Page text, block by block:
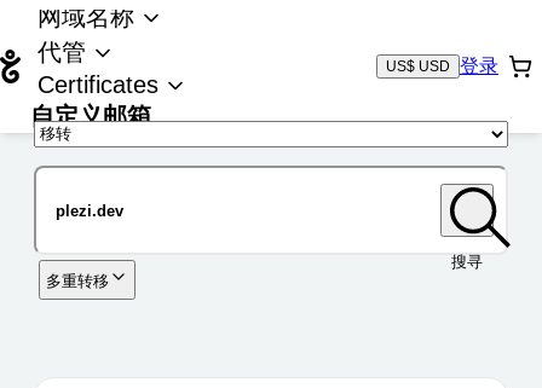
网域名称
代管
Certificates
自定义邮箱
US$ USD 登录
搜寻
多重转移